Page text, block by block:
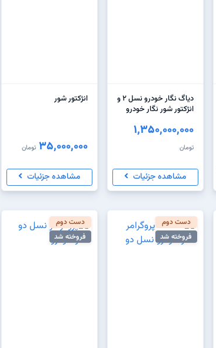
دیاگ نگار خودرو نسل ۲ و
انژکتور شور نگار خودرو
1,350,000,000
تومان
مشاهده جزئیات
انژکتور شور
35,000,000 تومان
مشاهده جزئیات
دست دوم
فروخته شد
دست دوم
فروخته شد